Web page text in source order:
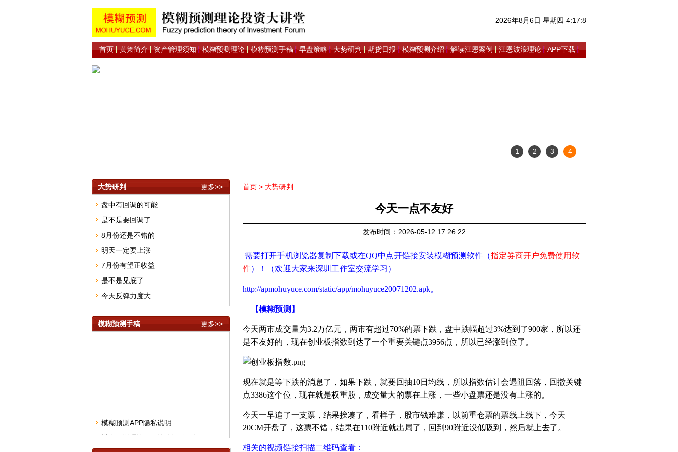
2026年8月6日 星期四 4:17:8
首页 黄箫简介 资产管理须知 模糊预测理论 模糊预测手稿 早盘策略 大势研判 期货日报 模糊预测介绍 解读江恩案例 江恩波浪理论 APP下载
1 2 3 4
大势研判 更多>>
盘中有回调的可能
是不是要回调了
8月份还是不错的
明天一定要上涨
7月份有望正收益
是不是见底了
今天反弹力度大
模糊预测手稿 更多>>
模糊预测APP隐私说明
模糊预测理论APP软件订购须知
模糊预测理论短线快频手稿
首页 > 大势研判
今天一点不友好
发布时间：2026-05-12 17:26:22
需要打开手机浏览器复制下载或在QQ中点开链接安装模糊预测软件（指定券商开户免费使用软
件）！ （欢迎大家来深圳工作室交流学习 ）
http://apmohuyuce.com/static/app/mohuyuce20071202.apk。
【模糊预测】
今天两市成交量为3.2万亿元，两市有超过70%的票下跌，盘中跌幅超过3%达到了900家，所以还
是不友好的，现在创业板指数到达了一个重要关键点3956点，所以已经涨到位了。
现在就是等下跌的消息了，如果下跌，就要回抽10日均线，所以指数估计会遇阻回落，回撤关键
点3386这个位，现在就是权重股，成交量大的票在上涨，一些小盘票还是没有上涨的。
今天一早追了一支票，结果挨凑了，看样子，股市钱难赚，以前重仓票的票线上线下，今天
20CM开盘了，这票不错，结果在110附近就出局了，回到 90附近没低吸到，然后就上去了。
相关的视频链接扫描二维码查看：